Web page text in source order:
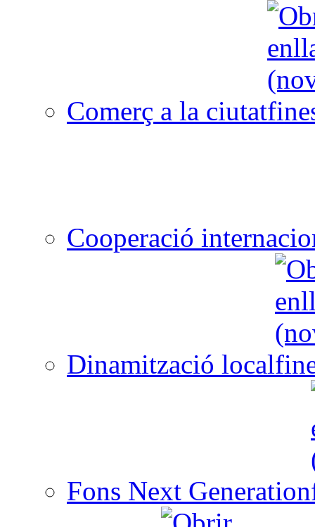
Comerç a la ciutat
Cooperació
Dinamització local
Fons Next Generation